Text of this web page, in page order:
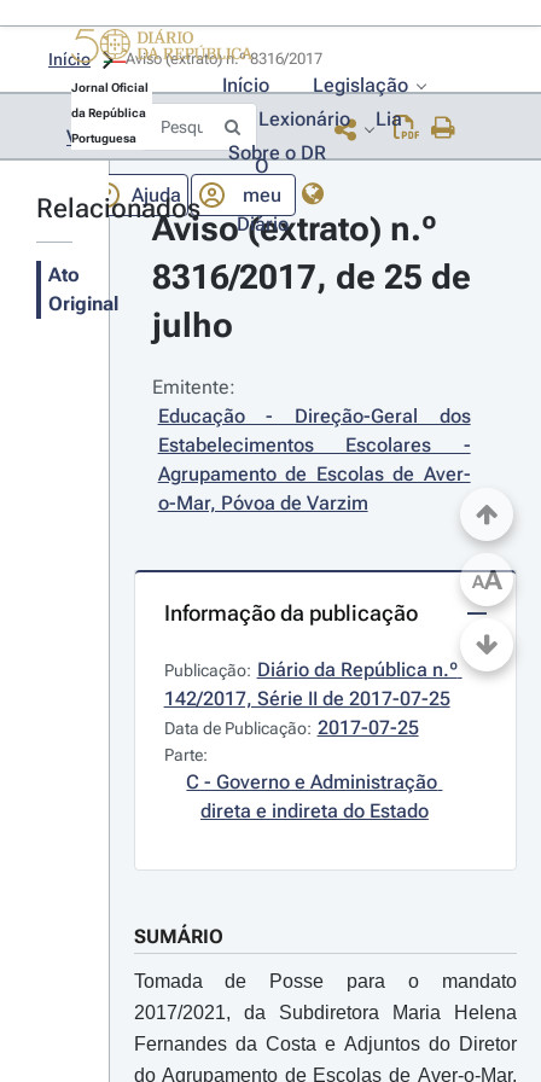
Jornal Oficial
da República
Portuguesa
Início
Legislação
Lexionário
Lia
Sobre o DR
Ajuda
O
meu
Diário
Início
Voltar
Relacionados
Ato
Original
Aviso (extrato) n.º
8316/2017, de 25 de
julho
Emitente:
Educação - Direção-Geral dos
Estabelecimentos Escolares -
Agrupamento de Escolas de Aver-
o-Mar, Póvoa de Varzim
Informação da publicação
Publicação: Diário da República n.º
142/2017, Série II de 2017-07-25
Data de Publicação: 2017-07-25
Parte:
C - Governo e Administração
direta e indireta do Estado
SUMÁRIO
Tomada de Posse para o mandato
2017/2021, da Subdiretora Maria Helena
Fernandes da Costa e Adjuntos do Diretor
do Agrupamento de Escolas de Aver-o-Mar,
AA